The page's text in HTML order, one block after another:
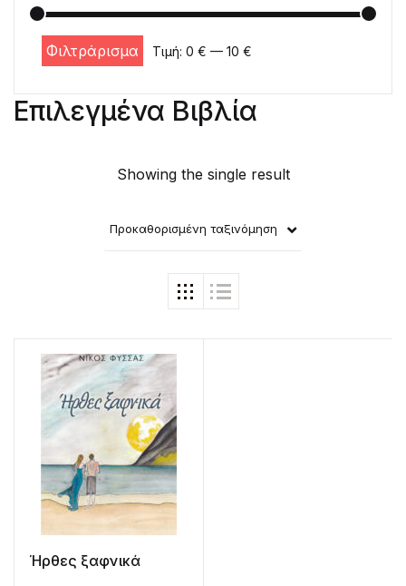
Επιλεγμένα Βιβλία
Showing the single result
Προκαθορισμένη ταξινόμηση
Ήρθες ξαφνικά
Ελάχιστη τιμή
Μέγιστη τιμή
Φιλτράρισμα Τιμή: 0 € — 10 €